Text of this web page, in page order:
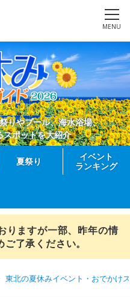
MENU
りやプール、海水浴場、
スポットを大紹介
夏祭り
イベント
ランキング
りますが一部、昨年の情
了承ください。
東北の夏休みイベント・おでかけ